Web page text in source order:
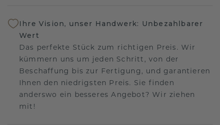
Ihre Vision, unser Handwerk: Unbezahlbarer
Wert
Das perfekte Stück zum richtigen Preis. Wir
kümmern uns um jeden Schritt, von der
Beschaffung bis zur Fertigung, und garantieren
Ihnen den niedrigsten Preis. Sie finden
anderswo ein besseres Angebot? Wir ziehen
mit!